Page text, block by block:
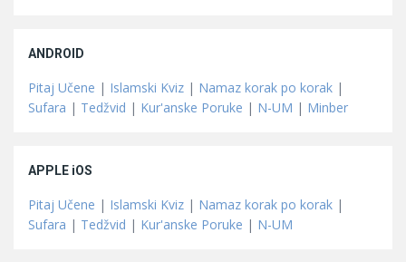
ANDROID
Pitaj Učene | Islamski Kviz | Namaz korak po korak |
Sufara | Tedžvid | Kur'anske Poruke | N-UM | Minber
APPLE iOS
Pitaj Učene | Islamski Kviz | Namaz korak po korak |
Sufara | Tedžvid | Kur'anske Poruke | N-UM